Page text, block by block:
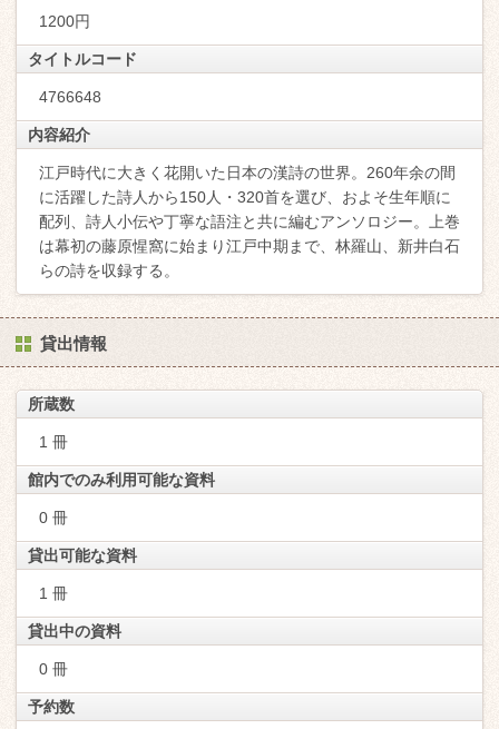
1200円
タイトルコード
4766648
内容紹介
江戸時代に大きく花開いた日本の漢詩の世界。260年余の間
に活躍した詩人から150人・320首を選び、およそ生年順に
配列、詩人小伝や丁寧な語注と共に編むアンソロジー。上巻
は幕初の藤原惺窩に始まり江戸中期まで、林羅山、新井白石
らの詩を収録する。
貸出情報
所蔵数
1 冊
館内でのみ利用可能な資料
0 冊
貸出可能な資料
1 冊
貸出中の資料
0 冊
予約数